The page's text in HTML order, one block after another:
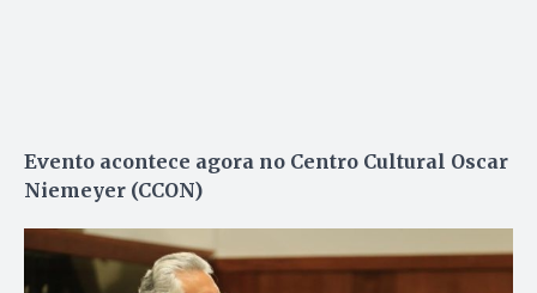
Evento acontece agora no Centro Cultural Oscar
Niemeyer (CCON)